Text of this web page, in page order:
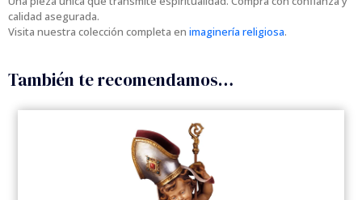
calidad asegurada.
Visita nuestra colección completa en imaginería religiosa.
También te recomendamos…